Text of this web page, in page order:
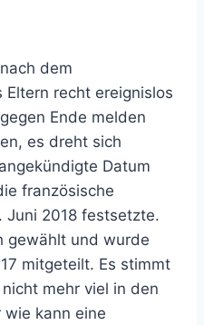
dem
recht ereignislos
Ende melden
es dreht sich
Datum
französische
Juni 2018 festsetzte.
gewählt und wurde
mitgeteilt. Es stimmt
mehr viel in den
kann eine